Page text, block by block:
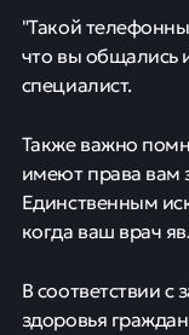
"Такой
что вы общались
специалист.
Также важно
имеют права вам
Единственным
когда ваш врач
В соответствии
здоровья